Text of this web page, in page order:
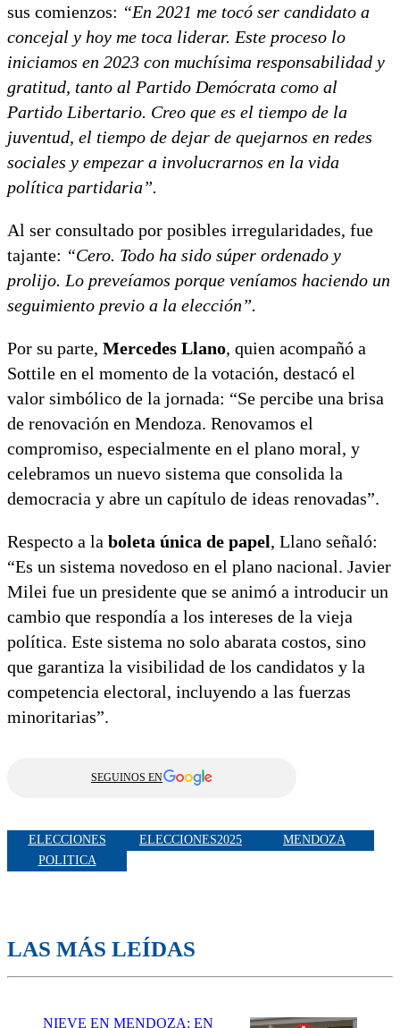
sus comienzos: “En 2021 me tocó ser candidato a
concejal y hoy me toca liderar. Este proceso lo
iniciamos en 2023 con muchísima responsabilidad y
gratitud, tanto al Partido Demócrata como al
Partido Libertario. Creo que es el tiempo de la
juventud, el tiempo de dejar de quejarnos en redes
sociales y empezar a involucrarnos en la vida
política partidaria”.
Al ser consultado por posibles irregularidades, fue
tajante: “Cero. Todo ha sido súper ordenado y
prolijo. Lo preveíamos porque veníamos haciendo un
seguimiento previo a la elección”.
Por su parte, Mercedes Llano, quien acompañó a
Sottile en el momento de la votación, destacó el
valor simbólico de la jornada: “Se percibe una brisa
de renovación en Mendoza. Renovamos el
compromiso, especialmente en el plano moral, y
celebramos un nuevo sistema que consolida la
democracia y abre un capítulo de ideas renovadas”.
Respecto a la boleta única de papel, Llano señaló:
“Es un sistema novedoso en el plano nacional. Javier
Milei fue un presidente que se animó a introducir un
cambio que respondía a los intereses de la vieja
política. Este sistema no solo abarata costos, sino
que garantiza la visibilidad de los candidatos y la
competencia electoral, incluyendo a las fuerzas
minoritarias”.
SEGUINOS EN
ELECCIONES ELECCIONES2025
MENDOZA
POLITICA
LAS MÁS LEÍDAS
NIEVE EN MENDOZA: EN